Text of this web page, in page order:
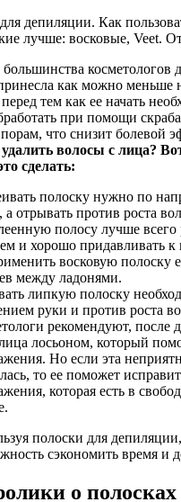
косметологов
как можно меньше
тем как ее начать
при помощи
что снизит болевой
волосы с лица?
сделать:
полоску нужно по
а отрывать против роста
полосу лучше всего
и хорошо придавливать
восковую полоску
между ладонями.
липкую полоску
руки и против роста
рекомендуют, после
лосьоном, который
Но если эта
то ее поможет
которая есть в
полоски для
сэкономить время и
о полосках